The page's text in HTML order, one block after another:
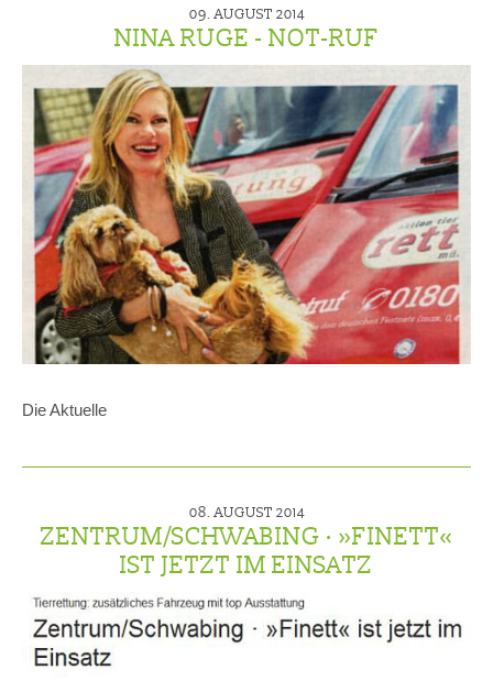
09. AUGUST 2014
NINA RUGE - NOT-RUF
Die Aktuelle
08. AUGUST 2014
ZENTRUM/SCHWABING · »FINETT«
IST JETZT IM EINSATZ